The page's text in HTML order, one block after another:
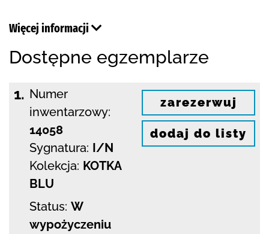
Więcej informacji
Dostępne egzemplarze
1. Numer
inwentarzowy:
14058
Sygnatura: I/N
Kolekcja: KOTKA
BLU
Status: W
wypożyczeniu
zarezerwuj
dodaj do listy